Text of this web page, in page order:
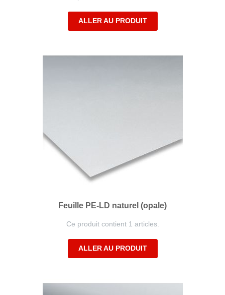
ALLER AU PRODUIT
Feuille PE-LD naturel (opale)
Ce produit contient 1 articles.
ALLER AU PRODUIT